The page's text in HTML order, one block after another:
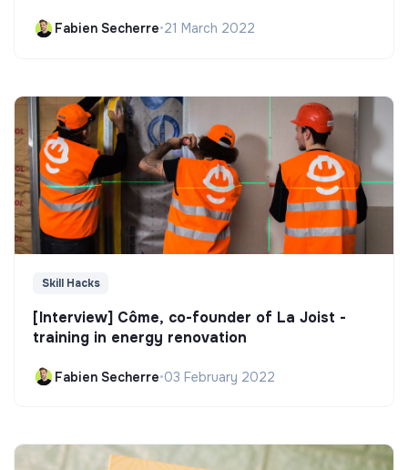
Fabien Secherre•21 March 2022
Skill Hacks
[Interview] Côme, co-founder of La Joist -
training in energy renovation
Fabien Secherre•03 February 2022